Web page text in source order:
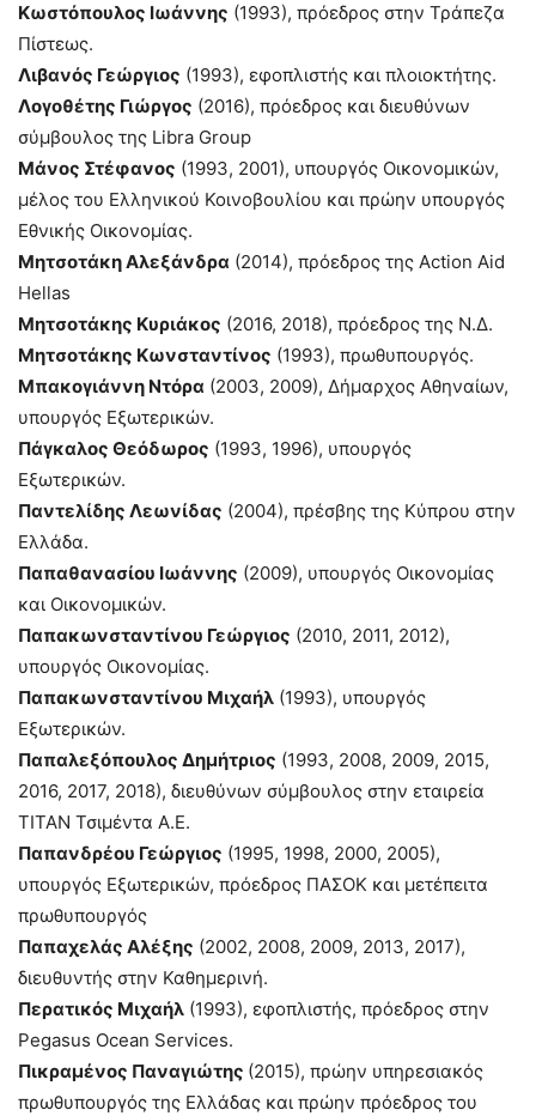
Κωστόπουλος Ιωάννης (1993), πρόεδρος στην Τράπεζα
Πίστεως.
Λιβανός Γεώργιος (1993), εφοπλιστής και πλοιοκτήτης.
Λογοθέτης Γιώργος (2016), πρόεδρος και διευθύνων
σύμβουλος της Libra Group
Μάνος Στέφανος (1993, 2001), υπουργός Οικονομικών,
μέλος του Ελληνικού Κοινοβουλίου και πρώην υπουργός
Εθνικής Οικονομίας.
Μητσοτάκη Αλεξάνδρα (2014), πρόεδρος της Action Aid
Hellas
Μητσοτάκης Κυριάκος (2016, 2018), πρόεδρος της Ν.Δ.
Μητσοτάκης Κωνσταντίνος (1993), πρωθυπουργός.
Μπακογιάννη Ντόρα (2003, 2009), Δήμαρχος Αθηναίων,
υπουργός Εξωτερικών.
Πάγκαλος Θεόδωρος (1993, 1996), υπουργός
Εξωτερικών.
Παντελίδης Λεωνίδας (2004), πρέσβης της Κύπρου στην
Ελλάδα.
Παπαθανασίου Ιωάννης (2009), υπουργός Οικονομίας
και Οικονομικών.
Παπακωνσταντίνου Γεώργιος (2010, 2011, 2012),
υπουργός Οικονομίας.
Παπακωνσταντίνου Μιχαήλ (1993), υπουργός
Εξωτερικών.
Παπαλεξόπουλος Δημήτριος (1993, 2008, 2009, 2015,
2016, 2017, 2018), διευθύνων σύμβουλος στην εταιρεία
ΤΙΤΑΝ Τσιμέντα Α.Ε.
Παπανδρέου Γεώργιος (1995, 1998, 2000, 2005),
υπουργός Εξωτερικών, πρόεδρος ΠΑΣΟΚ και μετέπειτα
πρωθυπουργός
Παπαχελάς Αλέξης (2002, 2008, 2009, 2013, 2017),
διευθυντής στην Καθημερινή.
Περατικός Μιχαήλ (1993), εφοπλιστής, πρόεδρος στην
Pegasus Ocean Services.
Πικραμένος Παναγιώτης (2015), πρώην υπηρεσιακός
πρωθυπουργός της Ελλάδας και πρώην πρόεδρος του